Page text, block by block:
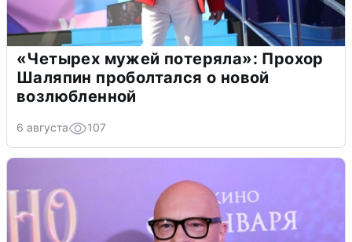
«Четырех мужей потеряла»: Прохор
Шаляпин проболтался о новой
возлюбленной
6 августа 107